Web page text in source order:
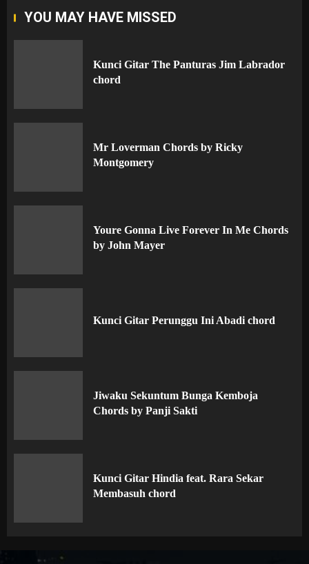
YOU MAY HAVE MISSED
Kunci Gitar The Panturas Jim Labrador
chord
Mr Loverman Chords by Ricky
Montgomery
Youre Gonna Live Forever In Me Chords
by John Mayer
Kunci Gitar Perunggu Ini Abadi chord
Jiwaku Sekuntum Bunga Kemboja
Chords by Panji Sakti
Kunci Gitar Hindia feat. Rara Sekar
Membasuh chord